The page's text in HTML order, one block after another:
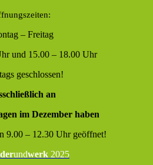
– Freitag
und 15.00 – 18.00 Uhr
geschlossen!
an
im Dezember haben
9.00 – 12.30 Uhr geöffnet!
undwerk 2025